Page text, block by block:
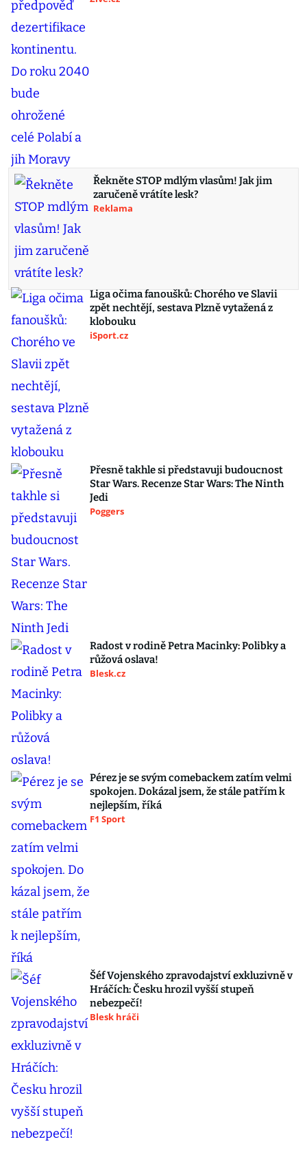
Řekněte STOP mdlým vlasům! Jak jim
zaručeně vrátíte lesk?
Reklama
Liga očima fanoušků: Chorého ve Slavii
zpět nechtějí, sestava Plzně vytažená z
klobouku
iSport.cz
Přesně takhle si představuji budoucnost
Star Wars. Recenze Star Wars: The Ninth
Jedi
Poggers
Radost v rodině Petra Macinky: Polibky a
růžová oslava!
Blesk.cz
Pérez je se svým comebackem zatím velmi
spokojen. Dokázal jsem, že stále patřím k
nejlepším, říká
F1 Sport
Šéf Vojenského zpravodajství exkluzivně v
Hráčích: Česku hrozil vyšší stupeň
nebezpečí!
Blesk hráči